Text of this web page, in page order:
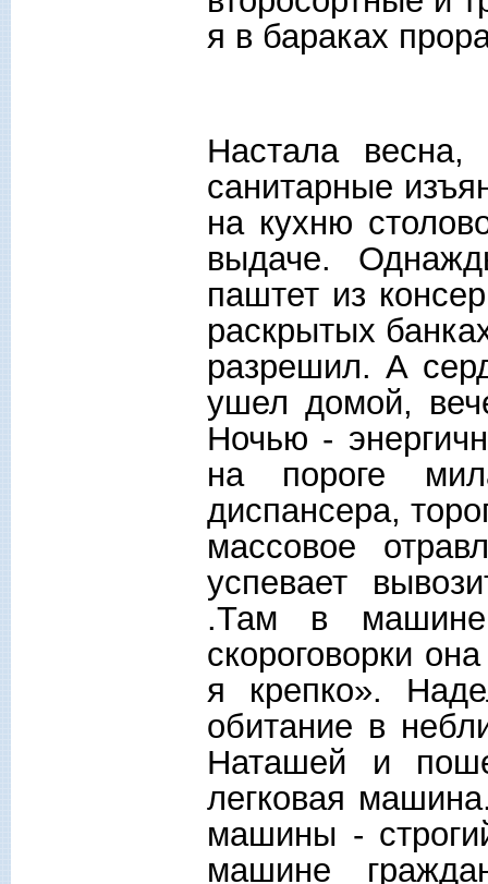
я в бараках
Настала
санитарные
на кухню
выдаче.
паштет из
раскрытых
разрешил. А
ушел домой,
Ночью -
на пороге
диспансера,
массовое
успевает
.Там в
скороговорки
я крепко».
обитание в
Наташей и
легковая
машины -
машине